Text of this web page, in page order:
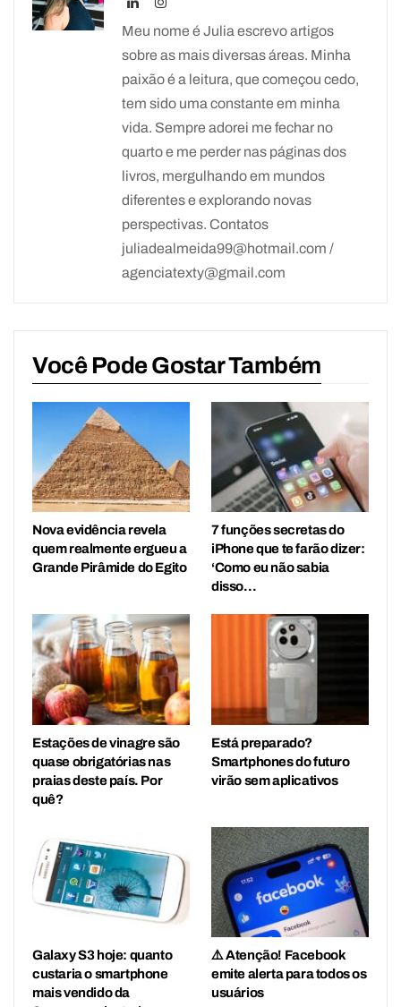
Meu nome é Julia escrevo artigos
sobre as mais diversas áreas. Minha
paixão é a leitura, que começou cedo,
tem sido uma constante em minha
vida. Sempre adorei me fechar no
quarto e me perder nas páginas dos
livros, mergulhando em mundos
diferentes e explorando novas
perspectivas. Contatos
juliadealmeida99@hotmail.com /
agenciatexty@gmail.com
Você Pode Gostar Também
Nova evidência revela
quem realmente ergueu a
Grande Pirâmide do Egito
7 funções secretas do
iPhone que te farão dizer:
‘Como eu não sabia
disso…
Estações de vinagre são
quase obrigatórias nas
praias deste país. Por
quê?
Está preparado?
Smartphones do futuro
virão sem aplicativos
Galaxy S3 hoje: quanto
custaria o smartphone
mais vendido da
⚠️ Atenção! Facebook
emite alerta para todos os
usuários